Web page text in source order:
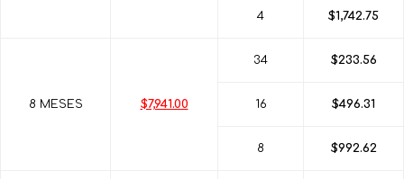
4 $1,742.75
8 MESES $7,941.00
34 $233.56
16 $496.31
8 $992.62